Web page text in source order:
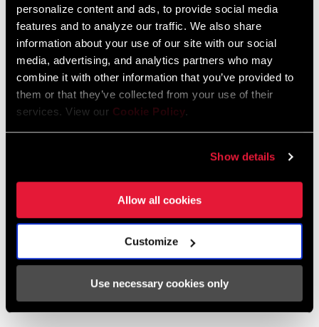
personalize content and ads, to provide social media
features and to analyze our traffic. We also share
information about your use of our site with our social
media, advertising, and analytics partners who may
combine it with other information that you’ve provided to
them or that they’ve collected from your use of their
services. View our Cookie Policy.
Show details
Allow all cookies
Customize
Use necessary cookies only
Kompatibilitätskarte
MTB Hub/Fork/Wheel/End Cap
Compatibilty
Sicherheitshinweise
95-4018-009-000 Safety Instructions
Sprache: 日本語, 官话, Português,
Español, English, Deutsch